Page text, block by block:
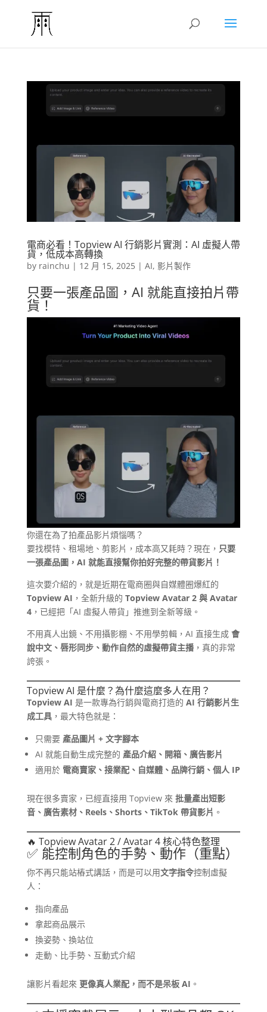
電商必看！Topview AI 行銷影片實測：AI 虛擬人帶
貨，低成本高轉換
by rainchu | 12 月 15, 2025| AI, 影片製作
只要一張產品圖，AI 就能直接拍片帶
貨！
你還在為了拍產品影片煩惱嗎？
要找模特、租場地、剪影片，成本高又耗時？現在， 只要
一張產品圖，AI 就能直接幫你拍好完整的帶貨影片！
這次要介紹的，就是近期在電商圈與自媒體圈爆紅的
Topview AI ，全新升級的 Topview Avatar 2 與 Avatar
4，已經把「AI 虛擬人帶貨」推進到全新等級。
不用真人出鏡、不用攝影棚、不用學剪輯，AI 直接生成 會
說中文、唇形同步、動作自然的虛擬帶貨主播，真的非常
誇張。
Topview AI 是什麼？為什麼這麼多人在用？
Topview AI 是一款專為行銷與電商打造的 AI 行銷影片生
成工具，最大特色就是：
只需要 產品圖片 + 文字腳本
AI 就能自動生成完整的 產品介紹、開箱、廣告影片
適用於 電商賣家、接業配、自媒體、品牌行銷、個人 IP
現在很多賣家，已經直接用 Topview 來 批量產出短影
音、廣告素材、Reels、Shorts、TikTok 帶貨影片 。
🔥 Topview Avatar 2 / Avatar 4 核心特色整理
✅ 能控制角色的手勢、動作（重點）
你不再只能站樁式講話，而是可以用文字指令控制虛擬
人：
指向產品
拿起商品展示
換姿勢、換站位
走動、比手勢、互動式介紹
讓影片看起來 更像真人業配，而不是呆板 AI 。